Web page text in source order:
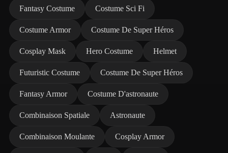
Fantasy Costume Costume Sci Fi
Costume Armor Costume De Super Héros
Cosplay Mask Hero Costume Helmet
Futuristic Costume Costume De Super Héros
Fantasy Armor Costume D'astronaute
Combinaison Spatiale Astronaute
Combinaison Moulante Cosplay Armor